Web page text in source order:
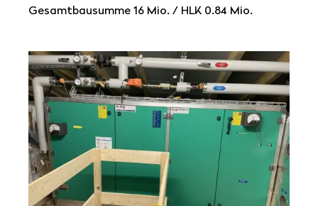
Gesamtbausumme 16 Mio. / HLK 0.84 Mio.